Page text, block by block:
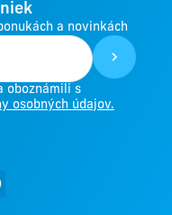
a novinkách
oboznámili s
osobných údajov.